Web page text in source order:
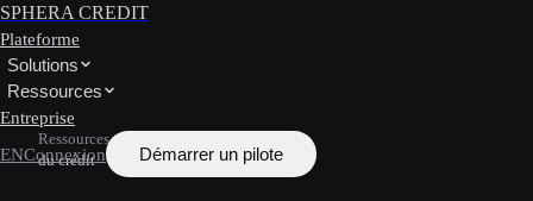
SPHERA CREDIT
Plateforme
Solutions
Ressources
Entreprise
ENConnexion Démarrer un pilote
Ressources /
du crédit